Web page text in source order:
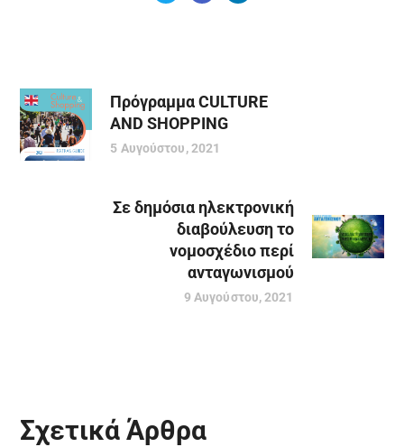
Πρόγραμμα CULTURE
AND SHOPPING
5 Αυγούστου, 2021
Σε δημόσια ηλεκτρονική
διαβούλευση το
νομοσχέδιο περί
ανταγωνισμού
9 Αυγούστου, 2021
Σχετικά Άρθρα